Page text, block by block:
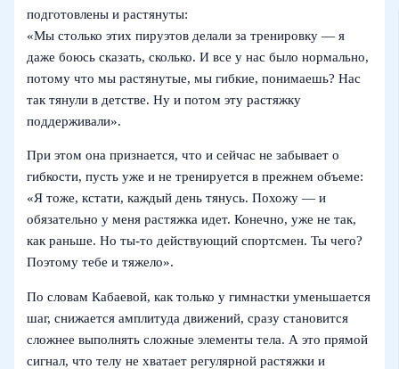
подготовлены и растянуты:
«Мы столько этих пируэтов делали за тренировку — я
даже боюсь сказать, сколько. И все у нас было нормально,
потому что мы растянутые, мы гибкие, понимаешь? Нас
так тянули в детстве. Ну и потом эту растяжку
поддерживали».
При этом она признается, что и сейчас не забывает о
гибкости, пусть уже и не тренируется в прежнем объеме:
«Я тоже, кстати, каждый день тянусь. Похожу — и
обязательно у меня растяжка идет. Конечно, уже не так,
как раньше. Но ты-то действующий спортсмен. Ты чего?
Поэтому тебе и тяжело».
По словам Кабаевой, как только у гимнастки уменьшается
шаг, снижается амплитуда движений, сразу становится
сложнее выполнять сложные элементы тела. А это прямой
сигнал, что телу не хватает регулярной растяжки и